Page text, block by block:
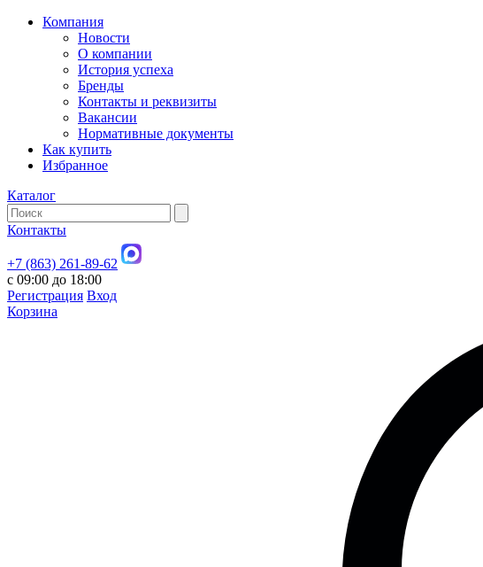
Компания
Новости
О компании
История успеха
Бренды
Контакты и реквизиты
Вакансии
Нормативные документы
Как купить
Избранное
Каталог
Контакты
+7 (863) 261-89-62
с 09:00 до 18:00
Регистрация Вход
Корзина